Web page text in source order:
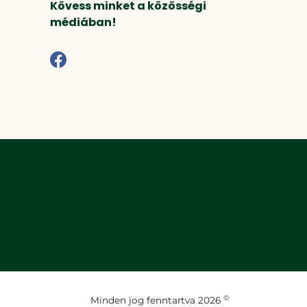
Kövess minket a közösségi
médiában!
Minden jog fenntartva 2026 ©